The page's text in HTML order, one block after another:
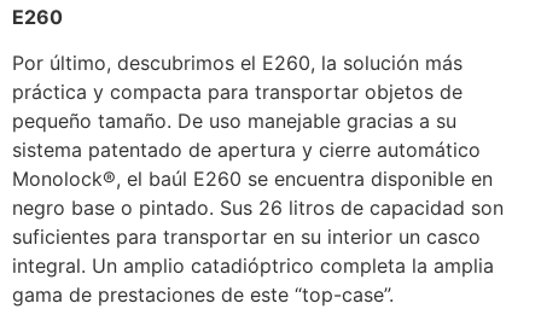
E260
Por último, descubrimos el E260, la solución más
práctica y compacta para transportar objetos de
pequeño tamaño. De uso manejable gracias a su
sistema patentado de apertura y cierre automático
Monolock®, el baúl E260 se encuentra disponible en
negro base o pintado. Sus 26 litros de capacidad son
suficientes para transportar en su interior un casco
integral. Un amplio catadióptrico completa la amplia
gama de prestaciones de este “top-case”.